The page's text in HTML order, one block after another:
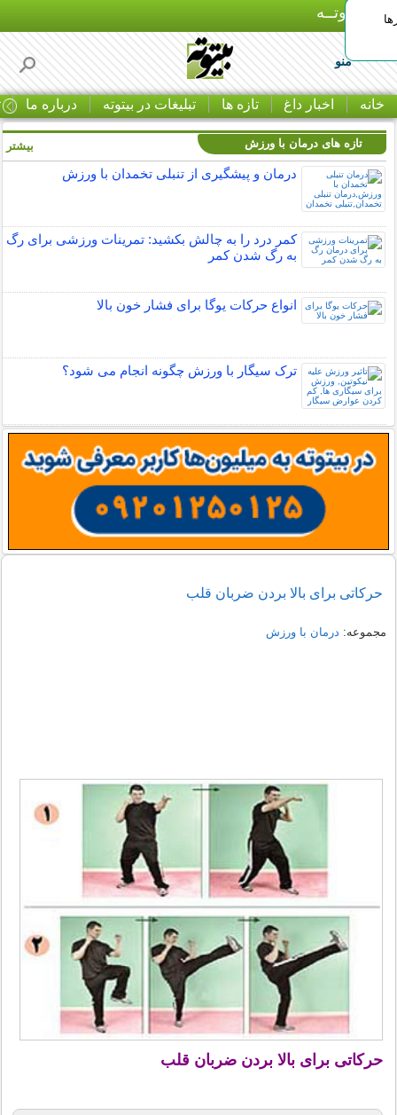
بـیتوتــه
منو
خانه اخبار داغ تازه ها تبلیغات در بیتوته درباره ما
تازه های درمان با ورزش
درمان و پیشگیری از تنبلی تخمدان با ورزش
کمر درد را به چالش بکشید: تمرینات ورزشی برای رگ
به رگ شدن کمر
انواع حرکات یوگا برای فشار خون بالا
ترک سیگار با ورزش چگونه انجام می شود؟
بیشتر
حرکاتی برای بالا بردن ضربان قلب
مجموعه: درمان با ورزش
حرکاتی برای بالا بردن ضربان قلب